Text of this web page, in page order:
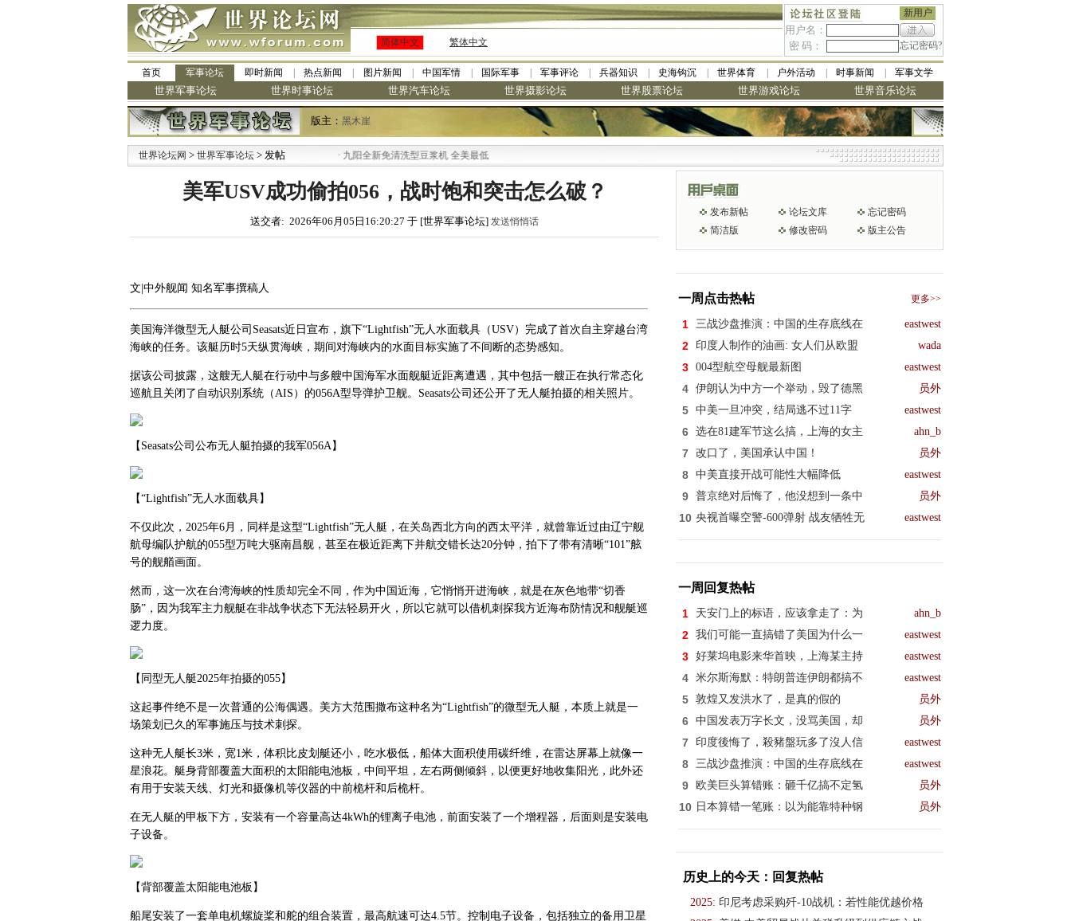
新用户
用户名：
密 码：
忘记密码?
简体中文 繁体中文
首页 军事论坛 即时新闻 热点新闻 图片新闻 中国军情 国际军事 军事评论 兵器知识 史海钩沉 世界体育 户外活动 时事新闻 军事文学
世界军事论坛 世界时事论坛 世界汽车论坛 世界摄影论坛 世界股票论坛 世界游戏论坛 世界音乐论坛
版主： 黑木崖
世界论坛网 > 世界军事论坛 > 发帖 九阳全新免清洗型豆浆机 全美最低
美军USV成功偷拍056，战时饱和突击怎么破？
送交者: 2026年06月05日16:20:27 于 [世界军事论坛] 发送悄悄话
文|中外舰闻 知名军事撰稿人
美国海洋微型无人艇公司Seasats近日宣布，旗下“Lightfish”无人水面载具（USV）完成了首次自主穿越台湾
海峡的任务。该艇历时5天纵贯海峡，期间对海峡内的水面目标实施了不间断的态势感知。
据该公司披露，这艘无人艇在行动中与多艘中国海军水面舰艇近距离遭遇，其中包括一艘正在执行常态化
巡航且关闭了自动识别系统（AIS）的056A型导弹护卫舰。Seasats公司还公开了无人艇拍摄的相关照片。
【Seasats公司公布无人艇拍摄的我军056A】
【“Lightfish”无人水面载具】
不仅此次，2025年6月，同样是这型“Lightfish”无人艇，在关岛西北方向的西太平洋，就曾靠近过由辽宁舰
航母编队护航的055型万吨大驱南昌舰，甚至在极近距离下并航交错长达20分钟，拍下了带有清晰“101”舷
号的舰艏画面。
然而，这一次在台湾海峡的性质却完全不同，作为中国近海，它悄悄开进海峡，就是在灰色地带“切香
肠”，因为我军主力舰艇在非战争状态下无法轻易开火，所以它就可以借机刺探我方近海布防情况和舰艇巡
逻力度。
【同型无人艇2025年拍摄的055】
这起事件绝不是一次普通的公海偶遇。美方大范围撒布这种名为“Lightfish”的微型无人艇，本质上就是一
场策划已久的军事施压与技术刺探。
这种无人艇长3米，宽1米，体积比皮划艇还小，吃水极低，船体大面积使用碳纤维，在雷达屏幕上就像一
星浪花。艇身背部覆盖大面积的太阳能电池板，中间平坦，左右两侧倾斜，以便更好地收集阳光，此外还
有用于安装天线、灯光和摄像机等仪器的中前桅杆和后桅杆。
在无人艇的甲板下方，安装有一个容量高达4kWh的锂离子电池，前面安装了一个增程器，后面则是安装电
子设备。
【背部覆盖太阳能电池板】
船尾安装了一套单电机螺旋桨和舵的组合装置，最高航速可达4.5节。控制电子设备，包括独立的备用卫星
发布新帖 论坛文库
忘记密码
简洁版
修改密码 版主公告
一周点击热帖 更多>>
1 三战沙盘推演：中国的生存底线在 eastwest
2 印度人制作的油画: 女人们从欧盟 wada
3 004型航空母舰最新图 eastwest
4 伊朗认为中方一个举动，毁了德黑 员外
5 中美一旦冲突，结局逃不过11字 eastwest
6 选在81建军节这么搞，上海的女主 ahn_b
7 改口了，美国承认中国！ 员外
8 中美直接开战可能性大幅降低 eastwest
9 普京绝对后悔了，他没想到一条中 员外
10 央视首曝空警-600弹射 战友牺牲无 eastwest
一周回复热帖
1 天安门上的标语，应该拿走了：为 ahn_b
2 我们可能一直搞错了美国为什么一 eastwest
3 好莱坞电影来华首映，上海某主持 eastwest
4 米尔斯海默：特朗普连伊朗都搞不 eastwest
5 敦煌又发洪水了，是真的假的 员外
6 中国发表万字长文，没骂美国，却 员外
7 印度後悔了，殺豬盤玩多了沒人信 eastwest
8 三战沙盘推演：中国的生存底线在 eastwest
9 欧美巨头算错账：砸千亿搞不定氢 员外
10 日本算错一笔账：以为能靠特种钢 员外
历史上的今天：回复热帖
2025: 印尼考虑采购歼-10战机：若性能优越价格